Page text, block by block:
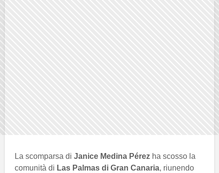
La scomparsa di Janice Medina Pérez ha scosso la
comunità di Las Palmas di Gran Canaria, riunendo